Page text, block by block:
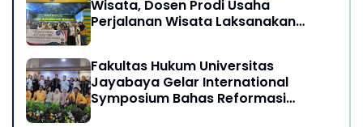
Wisata, Dosen Prodi Usaha
Perjalanan Wisata Laksanakan
Sukamandi Masagi - Kabupaten
Subang, Jawa Barat
Fakultas Hukum Universitas
Jayabaya Gelar International
Symposium Bahas Reformasi